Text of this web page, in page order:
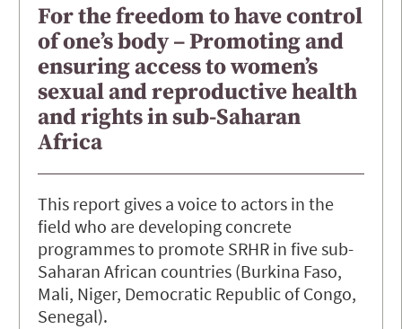
For the freedom to have control
of one’s body – Promoting and
ensuring access to women’s
sexual and reproductive health
and rights in sub-Saharan
Africa
This report gives a voice to actors in the
field who are developing concrete
programmes to promote SRHR in five sub-
Saharan African countries (Burkina Faso,
Mali, Niger, Democratic Republic of Congo,
Senegal).